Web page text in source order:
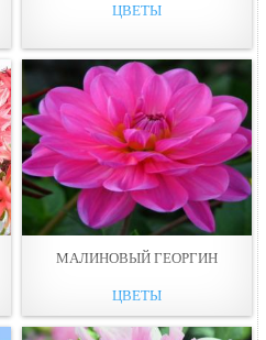
ЦВЕТЫ
МАЛИНОВЫЙ ГЕОРГИН
ЦВЕТЫ